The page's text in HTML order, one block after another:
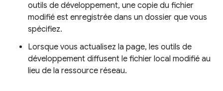
outils de développement, une copie du fichier
modifié est enregistrée dans un dossier que vous
spécifiez.
Lorsque vous actualisez la page, les outils de
développement diffusent le fichier local modifié au
lieu de la ressource réseau.